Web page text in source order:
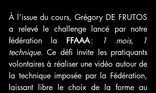
À l’issue du cours, Grégory DE FRUTOS
a relevé le challenge lancé par notre
fédération la FFAAA :
1 mois, 1
technique. Ce défi invite les pratiquants
volontaires à réaliser une vidéo autour de
la technique imposée par la Fédération,
laissant libre le choix de la forme au